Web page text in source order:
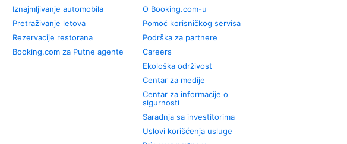
Iznajmljivanje automobila
Pretraživanje letova
Rezervacije restorana
Booking.com za Putne agente
О Booking.com-u
Pomoć korisničkog servisa
Podrška za partnere
Careers
Ekološka održivost
Centar za medije
Centar za informacije o
sigurnosti
Saradnja sa investitorima
Uslovi korišćenja usluge